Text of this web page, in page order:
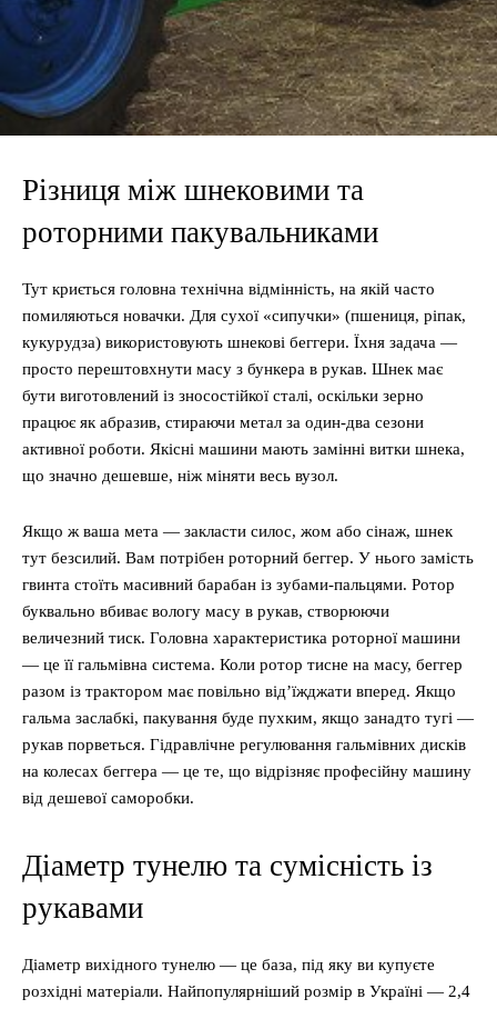
Різниця між шнековими та
роторними пакувальниками
Тут криється головна технічна відмінність, на якій часто
помиляються новачки. Для сухої «сипучки» (пшениця, ріпак,
кукурудза) використовують шнекові беггери. Їхня задача —
просто перештовхнути масу з бункера в рукав. Шнек має
бути виготовлений із зносостійкої сталі, оскільки зерно
працює як абразив, стираючи метал за один-два сезони
активної роботи. Якісні машини мають замінні витки шнека,
що значно дешевше, ніж міняти весь вузол.
Якщо ж ваша мета — закласти силос, жом або сінаж, шнек
тут безсилий. Вам потрібен роторний беггер. У нього замість
гвинта стоїть масивний барабан із зубами-пальцями. Ротор
буквально вбиває вологу масу в рукав, створюючи
величезний тиск. Головна характеристика роторної машини
— це її гальмівна система. Коли ротор тисне на масу, беггер
разом із трактором має повільно від’їжджати вперед. Якщо
гальма заслабкі, пакування буде пухким, якщо занадто тугі —
рукав порветься. Гідравлічне регулювання гальмівних дисків
на колесах беггера — це те, що відрізняє професійну машину
від дешевої саморобки.
Діаметр тунелю та сумісність із
рукавами
Діаметр вихідного тунелю — це база, під яку ви купуєте
розхідні матеріали. Найпопулярніший розмір в Україні — 2,4